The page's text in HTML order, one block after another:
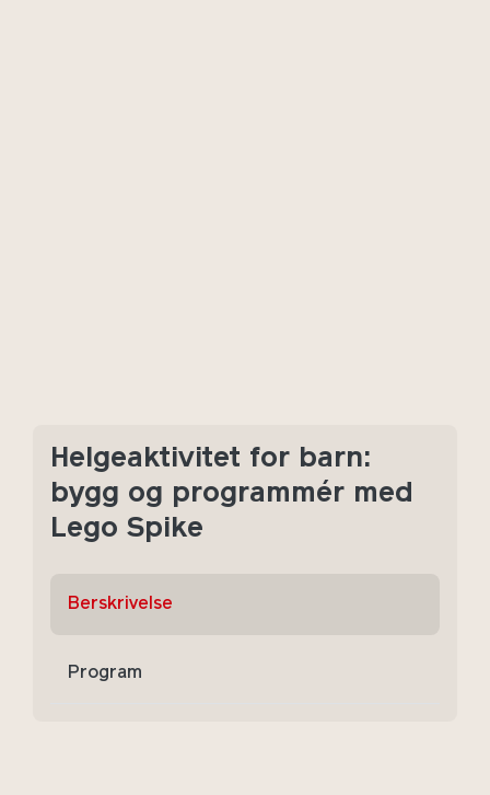
Helgeaktivitet for barn:
bygg og programmér med
Lego Spike
Berskrivelse
Program